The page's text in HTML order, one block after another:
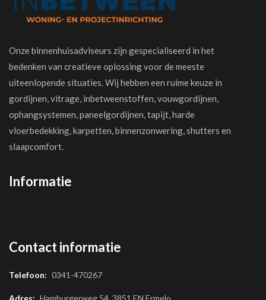
Onze binnenhuisadviseurs zijn gespecialiseerd in het
bedenken van creatieve oplossing voor de meeste
uiteenlopende situaties. Wij hebben een ruime keuze in
gordijnen, vitrage, inbetweenstoffen, vouwgordijnen,
ophangsystemen, paneelgordijnen, tapijt, harde
vloerbedekking, karpetten, binnenzonwering, shutters en
slaapcomfort.
Informatie
Contact informatie
Telefoon: 0341-470267
Adres: Hamburgerweg 54, 3851 EN Ermelo